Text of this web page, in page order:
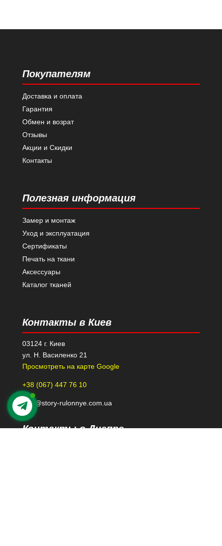
Покупателям
Доставка и оплата
Гарантия
Обмен и возрат
Отзывы
Акции и Скидки
Контакты
Полезная информация
Замер и монтаж
Уход и эксплуатация
Сертификаты
Печать на ткани
Аксессуары
Каталог тканей
Контакты в Киев
03124 г. Киев
ул. Н. Василенко 21
Просмотреть на карте Google
+38 (067) 447 76 10
kiev@story-rulonnye.com.ua
Контакты в Днепре